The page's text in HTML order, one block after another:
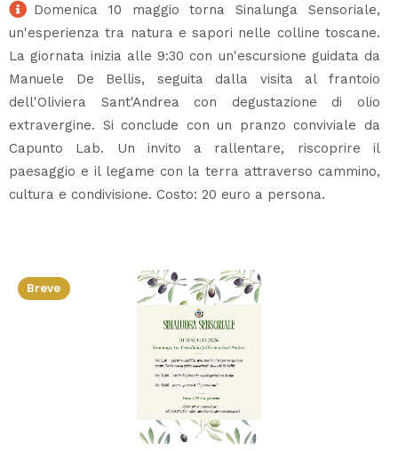
Domenica 10 maggio torna Sinalunga Sensoriale,
un'esperienza tra natura e sapori nelle colline toscane.
La giornata inizia alle 9:30 con un'escursione guidata da
Manuele De Bellis, seguita dalla visita al frantoio
dell'Oliviera Sant'Andrea con degustazione di olio
extravergine. Si conclude con un pranzo conviviale da
Capunto Lab. Un invito a rallentare, riscoprire il
paesaggio e il legame con la terra attraverso cammino,
cultura e condivisione. Costo: 20 euro a persona.
Breve